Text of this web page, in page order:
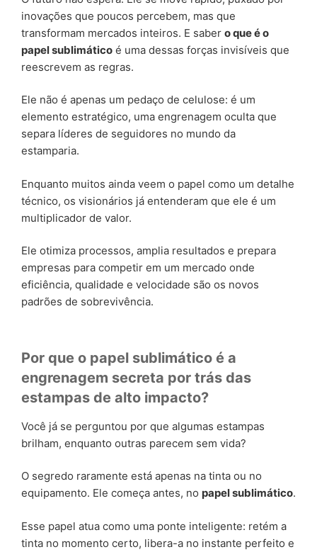
inovações que poucos percebem, mas que
transformam mercados inteiros. E saber o que é o
papel sublimático é uma dessas forças invisíveis que
reescrevem as regras.
Ele não é apenas um pedaço de celulose: é um
elemento estratégico, uma engrenagem oculta que
separa líderes de seguidores no mundo da
estamparia.
Enquanto muitos ainda veem o papel como um detalhe
técnico, os visionários já entenderam que ele é um
multiplicador de valor.
Ele otimiza processos, amplia resultados e prepara
empresas para competir em um mercado onde
eficiência, qualidade e velocidade são os novos
padrões de sobrevivência.
Por que o papel sublimático é a
engrenagem secreta por trás das
estampas de alto impacto?
Você já se perguntou por que algumas estampas
brilham, enquanto outras parecem sem vida?
O segredo raramente está apenas na tinta ou no
equipamento. Ele começa antes, no papel sublimático.
Esse papel atua como uma ponte inteligente: retém a
tinta no momento certo, libera-a no instante perfeito e